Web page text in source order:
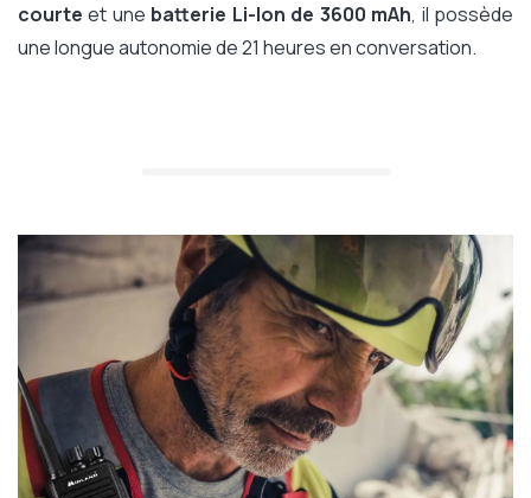
courte et une batterie Li-Ion de 3600 mAh, il possède
une longue autonomie de 21 heures en conversation.